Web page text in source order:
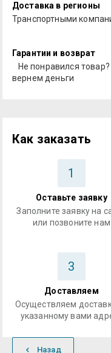
Доставка в регионы
Транспортными
Гарантии и возврат
Не понравился
вернем деньги
Как заказать
1
Оставьте заявку
Заполните заявку на
или позвоните нам
3
Доставляем
Осуществляем
указанному вами
Назад